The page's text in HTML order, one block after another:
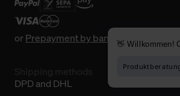
orPrepayment by bank transfer
DPD and DHL